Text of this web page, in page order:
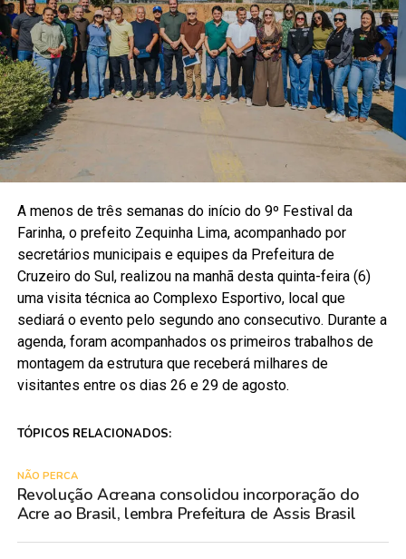
A menos de três semanas do início do 9º Festival da
Farinha, o prefeito Zequinha Lima, acompanhado por
secretários municipais e equipes da Prefeitura de
Cruzeiro do Sul, realizou na manhã desta quinta-feira (6)
uma visita técnica ao Complexo Esportivo, local que
sediará o evento pelo segundo ano consecutivo. Durante a
agenda, foram acompanhados os primeiros trabalhos de
montagem da estrutura que receberá milhares de
visitantes entre os dias 26 e 29 de agosto.
TÓPICOS RELACIONADOS:
NÃO PERCA
Revolução Acreana consolidou incorporação do
Acre ao Brasil, lembra Prefeitura de Assis Brasil